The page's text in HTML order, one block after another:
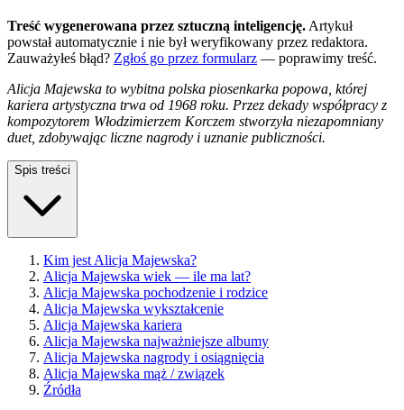
Treść wygenerowana przez sztuczną inteligencję. Artykuł
powstał automatycznie i nie był weryfikowany przez redaktora.
Zauważyłeś błąd? Zgłoś go przez formularz — poprawimy treść.
Alicja Majewska to wybitna polska piosenkarka popowa, której
kariera artystyczna trwa od 1968 roku. Przez dekady współpracy z
kompozytorem Włodzimierzem Korczem stworzyła niezapomniany
duet, zdobywając liczne nagrody i uznanie publiczności.
Spis treści
Kim jest Alicja Majewska?
Alicja Majewska wiek — ile ma lat?
Alicja Majewska pochodzenie i rodzice
Alicja Majewska wykształcenie
Alicja Majewska kariera
Alicja Majewska najważniejsze albumy
Alicja Majewska nagrody i osiągnięcia
Alicja Majewska mąż / związek
Źródła